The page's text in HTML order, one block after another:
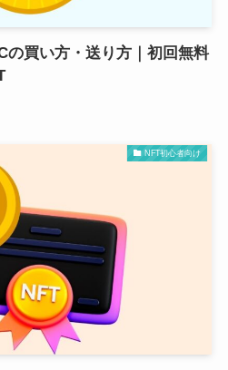
の買い方・送り方｜初回無料
NFT初心者向け